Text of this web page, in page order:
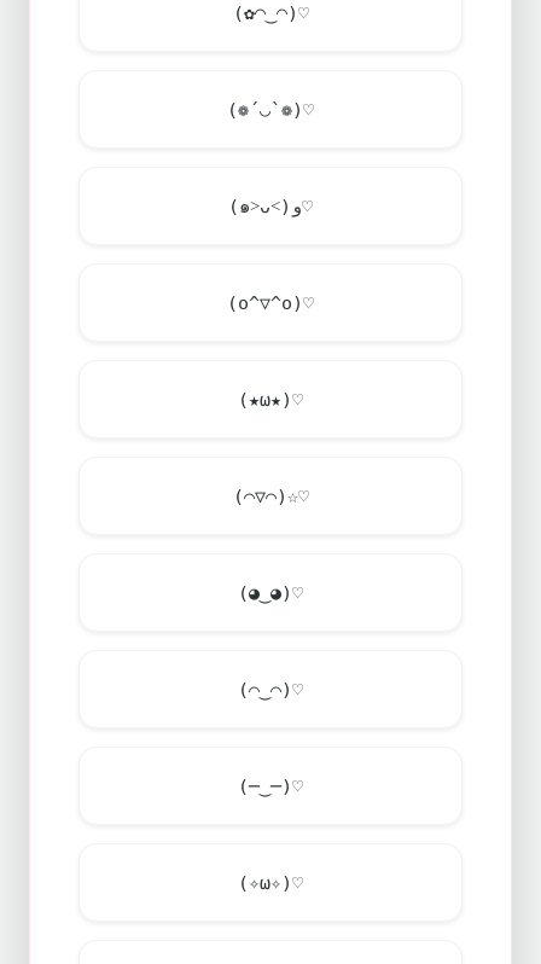
(✿◠‿◠)♡
(❁´◡`❁)♡
(๑˃ᴗ˂)ﻭ♡
(o^▽^o)♡
(★ω★)♡
(⌒▽⌒)☆♡
(◕‿◕)♡
(⌒‿⌒)♡
(─‿─)♡
(✧ω✧)♡